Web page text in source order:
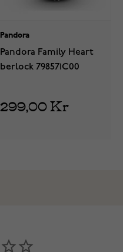
Pandora
Pandora Family Heart
berlock 798571C00
299,00 Kr